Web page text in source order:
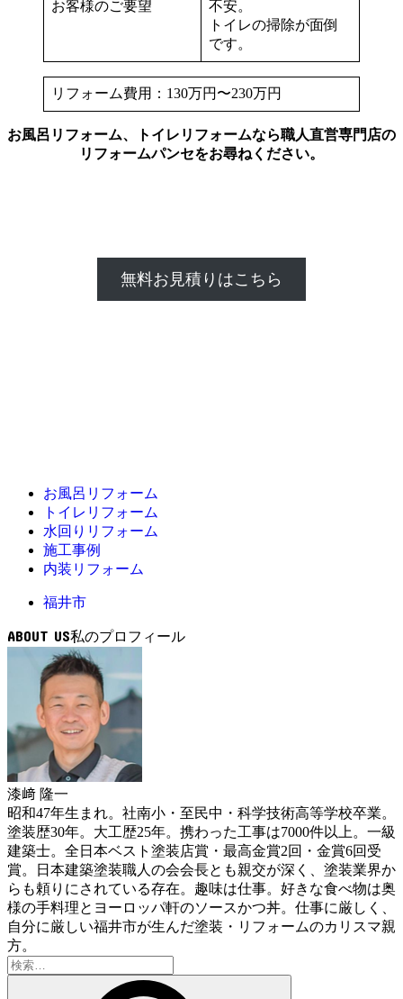
お客様のご要望
不安。
トイレの掃除が面倒
です。
リフォーム費用：130万円〜230万円
お風呂リフォーム、トイレリフォームなら職人直営専門店の
リフォームパンセをお尋ねください。
無料お見積りはこちら
お風呂リフォーム
トイレリフォーム
水回りリフォーム
施工事例
内装リフォーム
福井市
ABOUT US
漆﨑 隆一
昭和47年生まれ。社南小・至民中・科学技術高等学校卒業。
塗装歴30年。大工歴25年。携わった工事は7000件以上。一級
建築士。全日本ベスト塗装店賞・最高金賞2回・金賞6回受
賞。日本建築塗装職人の会会長とも親交が深く、塗装業界か
らも頼りにされている存在。趣味は仕事。好きな食べ物は奥
様の手料理とヨーロッパ軒のソースかつ丼。仕事に厳しく、
自分に厳しい福井市が生んだ塗装・リフォームのカリスマ親
方。
検
索: